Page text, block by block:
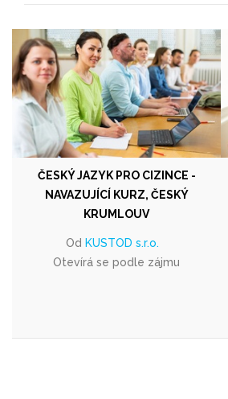
ČESKÝ JAZYK PRO CIZINCE -
NAVAZUJÍCÍ KURZ, ČESKÝ
KRUMLOUV
Od KUSTOD s.r.o.
Otevírá se podle zájmu